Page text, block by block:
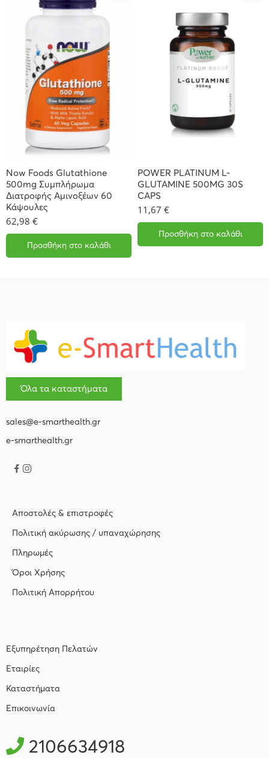
Now Foods Glutathione
500mg Συμπλήρωμα
Διατροφής Αμινοξέων 60
Κάψουλες
62,98 €
Προσθήκη στο καλάθι
POWER PLATINUM L-
GLUTAMINE 500MG 30S
CAPS
11,67 €
Προσθήκη στο καλάθι
Όλα τα καταστήματα
sales@e-smarthealth.gr
e-smarthealth.gr
Αποστολές & επιστροφές
Πολιτική ακύρωσης / υπαναχώρησης
Πληρωμές
Όροι Χρήσης
Πολιτική Απορρήτου
Εξυπηρέτηση Πελατών
Εταιρίες
Καταστήματα
Επικοινωνία
2106634918